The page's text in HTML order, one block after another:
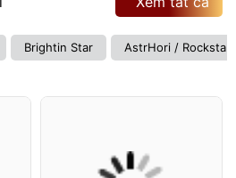
Brightin Star AstrHori / Rockstar